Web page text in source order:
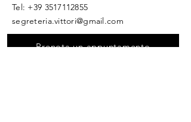
​Tel: +39 3517112855
segreteria.vittori@gmail.com
Prenota un appuntamento